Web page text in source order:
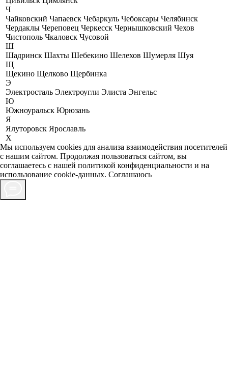
Ч
Чайковский Чапаевск Чебаркуль Чебоксары Челябинск
Чердаклы Череповец Черкесск Чернышковский Чехов
Чистополь Чкаловск Чусовой
Ш
Шадринск Шахты Шебекино Шелехов Шумерля Шуя
Щ
Щекино Щелково Щербинка
Э
Электросталь Электроугли Элиста Энгельс
Ю
Южноуральск Юрюзань
Я
Ялуторовск Ярославль
X
Мы используем cookies для анализа взаимодействия посетителей
с нашим сайтом. Продолжая пользоваться сайтом, вы
соглашаетесь с нашей политикой конфиденциальности и на
использование cookie-данных. Соглашаюсь